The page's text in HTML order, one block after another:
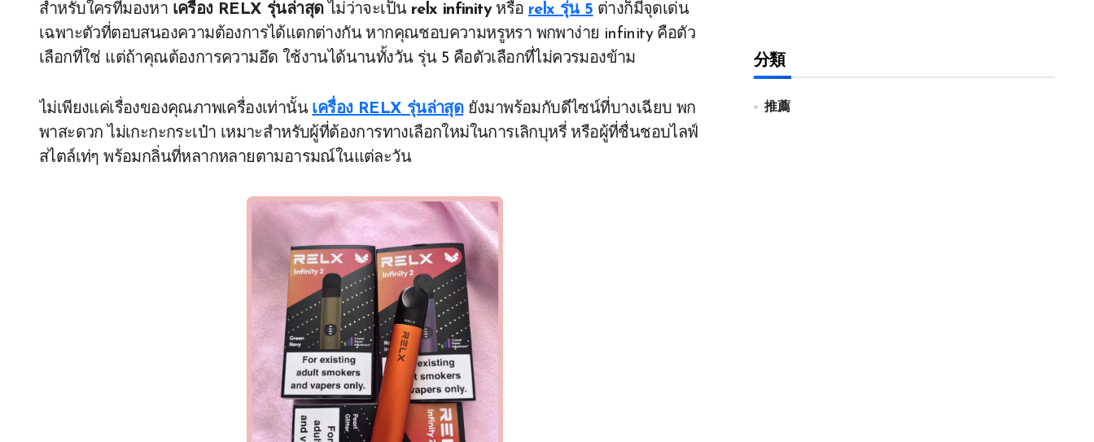
สำหรับใครที่มองหา เครื่อง RELX รุ่นล่าสุดไม่ว่าจะเป็น relx infinityหรือ relx รุ่น 5 ต่างก็มีจุดเด่น
เฉพาะตัวที่ตอบสนองความต้องการได้แตกต่างกัน หากคุณชอบความหรูหรา พกพาง่าย infinity คือตัว
เลือกที่ใช่ แต่ถ้าคุณต้องการความอึด ใช้งานได้นานทั้งวัน รุ่น 5 คือตัวเลือกที่ไม่ควรมองข้าม
ไม่เพียงแค่เรื่องของคุณภาพเครื่องเท่านั้น เครื่อง RELX รุ่นล่าสุดยังมาพร้อมกับดีไซน์ที่บางเฉียบ พก
พาสะดวก ไม่เกะกะกระเป๋า เหมาะสำหรับผู้ที่ต้องการทางเลือกใหม่ในการเลิกบุหรี่ หรือผู้ที่ชื่นชอบไลฟ์
สไตล์เท่ๆ พร้อมกลิ่นที่หลากหลายตามอารมณ์ในแต่ละวัน
分類
推薦